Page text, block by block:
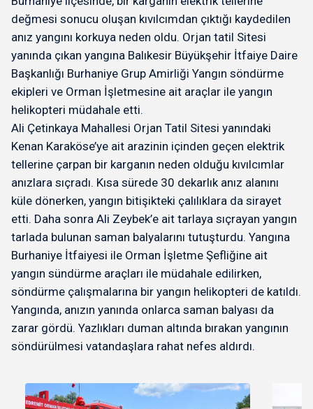
değmesi sonucu oluşan kıvılcımdan çıktığı kaydedilen
anız yangını korkuya neden oldu. Orjan tatil Sitesi
yanında çıkan yangına Balıkesir Büyükşehir İtfaiye Daire
Başkanlığı Burhaniye Grup Amirliği Yangın söndürme
ekipleri ve Orman İşletmesine ait araçlar ile yangın
helikopteri müdahale etti.
Ali Çetinkaya Mahallesi Orjan Tatil Sitesi yanındaki
Kenan Karaköse’ye ait arazinin içinden geçen elektrik
tellerine çarpan bir karganın neden olduğu kıvılcımlar
anızlara sıçradı. Kısa sürede 30 dekarlık anız alanını
küle dönerken, yangın bitişikteki çalılıklara da sirayet
etti. Daha sonra Ali Zeybek’e ait tarlaya sıçrayan yangın
tarlada bulunan saman balyalarını tutuşturdu. Yangına
Burhaniye İtfaiyesi ile Orman İşletme Şefliğine ait
yangın sündürme araçları ile müdahale edilirken,
söndürme çalışmalarına bir yangın helikopteri de katıldı.
Yangında, anızın yanında onlarca saman balyası da
zarar gördü. Yazlıkları duman altında bırakan yangının
söndürülmesi vatandaşlara rahat nefes aldırdı.